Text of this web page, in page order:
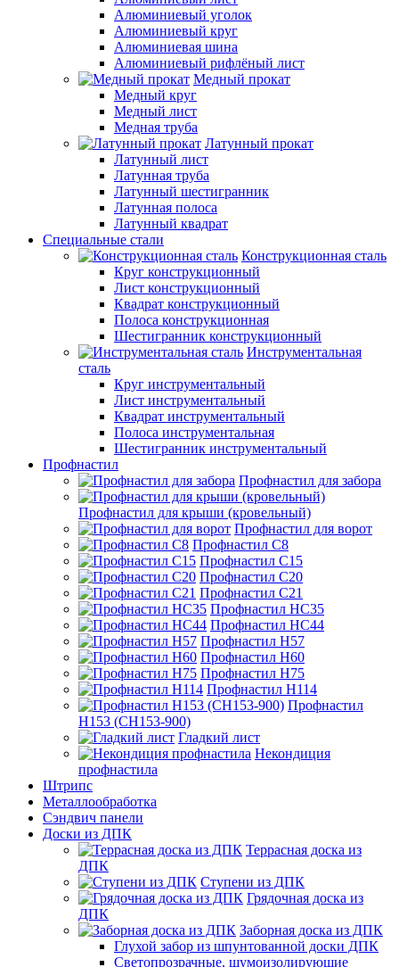
Алюминиевый уголок
Алюминиевый круг
Алюминиевая шина
Алюминиевый рифлёный лист
Медный прокат
Медный круг
Медный лист
Медная труба
Латунный прокат
Латунный лист
Латунная труба
Латунный шестигранник
Латунная полоса
Латунный квадрат
Специальные стали
Конструкционная сталь
Круг конструкционный
Лист конструкционный
Квадрат конструкционный
Полоса конструкционная
Шестигранник конструкционный
Инструментальная
сталь
Круг инструментальный
Лист инструментальный
Квадрат инструментальный
Полоса инструментальная
Шестигранник инструментальный
Профнастил
Профнастил для забора
Профнастил для крыши (кровельный)
Профнастил для ворот
Профнастил С8
Профнастил С15
Профнастил С20
Профнастил С21
Профнастил НС35
Профнастил НС44
Профнастил Н57
Профнастил Н60
Профнастил Н75
Профнастил Н114
Профнастил
Н153 (СН153-900)
Гладкий лист
Некондиция
профнастила
Штрипс
Металлообработка
Сэндвич панели
Доски из ДПК
Террасная доска из
ДПК
Ступени из ДПК
Грядочная доска из
ДПК
Заборная доска из ДПК
Глухой забор из шпунтованной доски ДПК
Светопрозрачные, шумоизолирующие